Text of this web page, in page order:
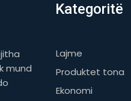
mund
Kategoritë
Lajme
Produktet tona
Ekonomi